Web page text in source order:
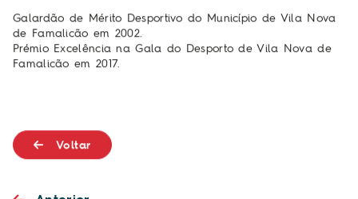
Galardão de Mérito Desportivo do Município de Vila Nova
de Famalicão em 2002.
Prémio Excelência na Gala do Desporto de Vila Nova de
Famalicão em 2017.
Voltar